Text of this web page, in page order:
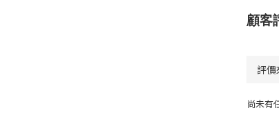
顧客
尚未有